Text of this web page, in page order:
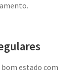
estado com